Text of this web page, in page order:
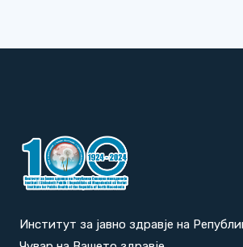
Институт за јавно здравје на